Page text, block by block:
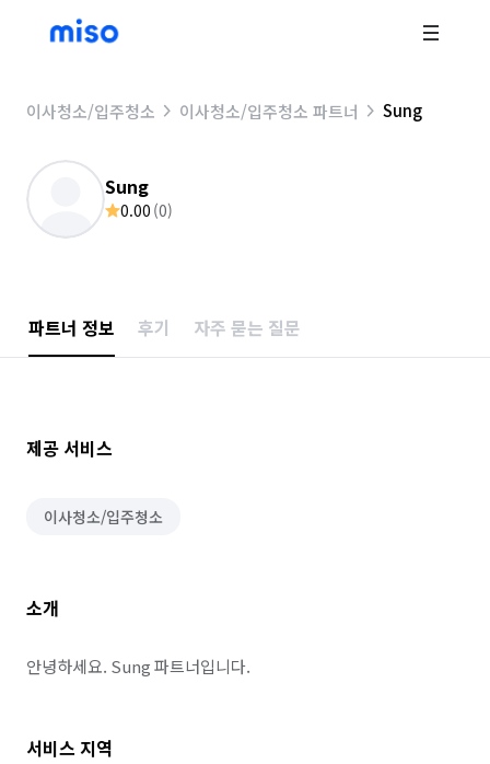
이사청소/입주청소 이사청소/입주청소 파트너 Sung
Sung
0.00 (0)
파트너 정보 후기 자주 묻는 질문
제공 서비스
이사청소/입주청소
소개
안녕하세요. Sung 파트너입니다.
서비스 지역